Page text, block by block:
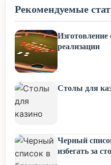
Рекомендуемые
Изготовление
реализации
Столы для
Черный
избегать за